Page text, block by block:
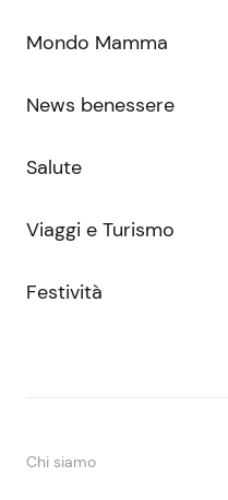
Mondo Mamma
News benessere
Salute
Viaggi e Turismo
Festività
Chi siamo